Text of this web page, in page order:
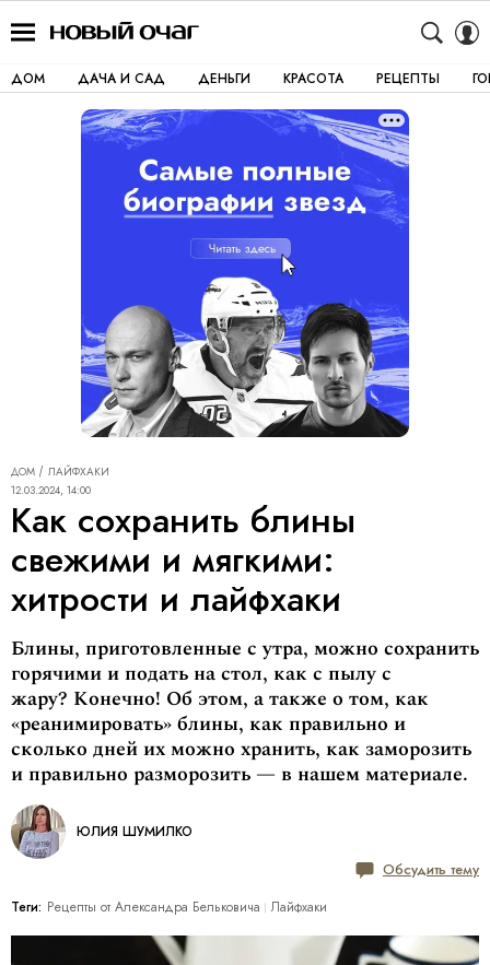
ДОМ ДАЧА И САД ДЕНЬГИ КРАСОТА РЕЦЕПТЫ
ДОМ
ЛАЙФХАКИ
12.03.2024, 14:00
Как сохранить блины
свежими и мягкими:
хитрости и лайфхаки
Блины, приготовленные с утра, можно сохранить
горячими и подать на стол, как с пылу с
жару? Конечно! Об этом, а также о том, как
«реанимировать» блины, как правильно и
сколько дней их можно хранить, как заморозить
и правильно разморозить — в нашем материале.
ЮЛИЯ ШУМИЛКО
Обсудить тему
Теги: Рецепты от Александра Бельковича Лайфхаки